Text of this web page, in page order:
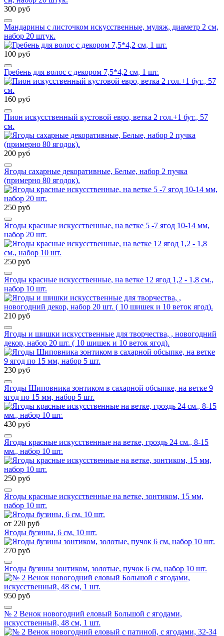
300 руб
Мандарины с листочком искусственные, муляж, диаметр 2 см,
набор 20 штук.
100 руб
Гребень для волос с декором 7,5*4,2 см, 1 шт.
160 руб
Пион искусственный кустовой евро, ветка 2 гол.+1 бут., 57
см.
200 руб
Ягоды сахарные декоративные, Белые, набор 2 пучка
(примерно 80 ягодок).
250 руб
Ягоды красные искусственные, на ветке 5 -7 ягод 10-14 мм,
набор 20 шт.
250 руб
Ягоды красные искусственные, на ветке 12 ягод 1,2 - 1,8 см.,
набор 10 шт.
210 руб
Ягоды и шишки искусственные для творчества, , новогодний
декор, набор 20 шт. ( 10 шишек и 10 веток ягод).
230 руб
Ягоды Шиповника зонтиком в сахарной обсыпке, на ветке 9
ягод по 15 мм, набор 5 шт.
430 руб
Ягоды красные искусственные на ветке, гроздь 24 см., 8-15
мм., набор 10 шт.
250 руб
Ягоды красные искусственные на ветке, зонтиком, 15 мм,
набор 10 шт.
от 220 руб
Ягоды бузины, 6 см, 10 шт.
270 руб
Ягоды бузины зонтиком, золотые, пучок 6 см, набор 10 шт.
950 руб
№ 2 Венок новогодний еловый Большой с ягодами,
искусственный, 48 см, 1 шт.